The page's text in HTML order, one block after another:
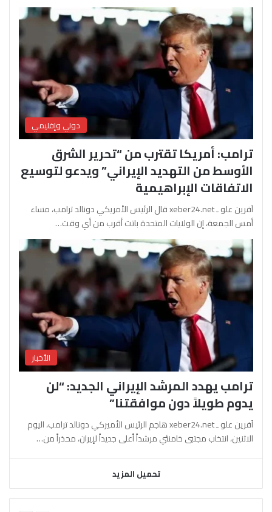
دولي وإقليمي
ترامب: أمريكا تقترب من “تحرير الشرق
الأوسط من التهديد الإيراني” ويدعو لتوسيع
الاتفاقات الإبراهيمية
آفرين علو ـ xeber24.net قال الرئيس الأمريكي دونالد ترامب، مساء
أمس الجمعة، إن الولايات المتحدة باتت أقرب من أي وقت…
الأخبار
ترامب يهدد المرشد الإيراني الجديد: “لن
يدوم طويلاً دون موافقتنا”
آفرين علو ـ xeber24.net هاجم الرئيس الأميركي دونالد ترامب، اليوم
الاثنين، انتخاب مجتبى خامنئي مرشداً أعلى جديداً لإيران، محذراً من…
تحميل المزيد